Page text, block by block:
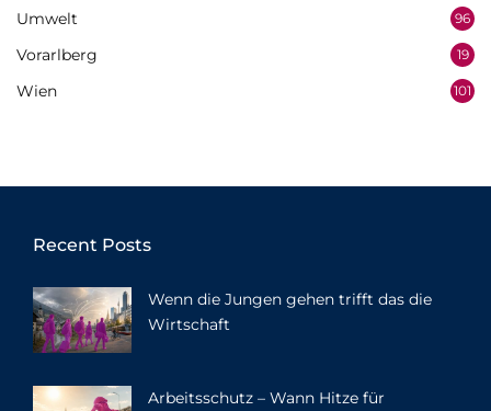
Umwelt 96
Vorarlberg 19
Wien 101
Recent Posts
Wenn die Jungen gehen trifft das die
Wirtschaft
Arbeitsschutz – Wann Hitze für